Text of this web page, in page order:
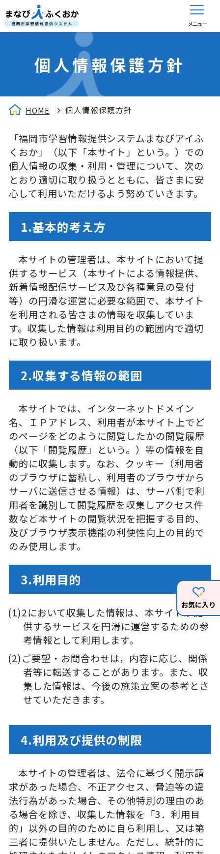
メニュー
お気に入り
個人情報保護方針
HOME 個人情報保護方針
「福岡市学習情報提供システムまなびアイふ
くおか」（以下「本サイト」という。）での
個人情報の収集・利用・管理について、次の
とおり適切に取り扱うとともに、皆さまに安
心して利用いただけるよう努めていきます。
1.基本的考え方
本サイトの管理者は、本サイトにおいて提
供するサービス（本サイトによる情報提供、
新着情報配信サービス及び各種意見の受付
等）の円滑な運営に必要な範囲で、本サイト
を利用される皆さまの情報を収集していま
す。収集した情報は利用目的の範囲内で適切
に取り扱います。
2.収集する情報の範囲
本サイトでは、インターネットドメイン
名、ＩＰアドレス、利用者が本サイト上でど
のページをどのように閲覧したかの閲覧履歴
（以下「閲覧履歴」という。）等の情報を自
動的に収集します。なお、クッキー（利用者
のブラウザに蓄積し、利用者のブラウザから
サーバに送信させる情報）は、サーバ側で利
用者を識別して閲覧履歴を収集しアクセス件
数など本サイトの閲覧状況を把握する目的、
及びブラウザ表示機能の利便性向上の目的で
のみ使用します。
3.利用目的
2において収集した情報は、本サイトが提
供するサービスを円滑に運営するための参
考情報として利用します。
ご要望・お問合わせは，内容に応じ、関係
者等に転送することがあります。また、収
集した情報は、今後の施策立案の参考とさ
せていただきます。
4.利用及び提供の制限
本サイトの管理者は、法令に基づく開示請
求があった場合、不正アクセス、脅迫等の違
法行為があった場合、その他特別の理由のあ
る場合を除き、収集した情報を「3．利用目
的」以外の目的のために自ら利用し、又は第
三者に提供いたしません。ただし、統計的に